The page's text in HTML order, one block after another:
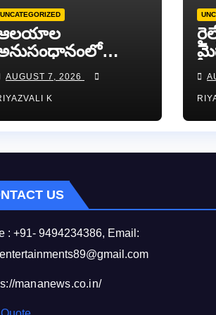
UNCATEGORIZED
రికార్డ్
పాటు
సంరక్షణకు
AUGUST 7, 2026
K
US
: +91- 9494234386, Email:
mananews.co.in/